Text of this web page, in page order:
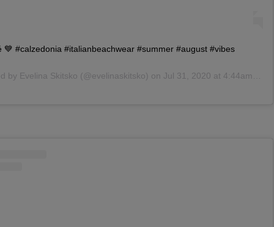
💙 #calzedonia #italianbeachwear #summer #august #vibes
by Evelina Skitsko (@evelinaskitsko) on Jul 31, 2020 at 4:44am PDT